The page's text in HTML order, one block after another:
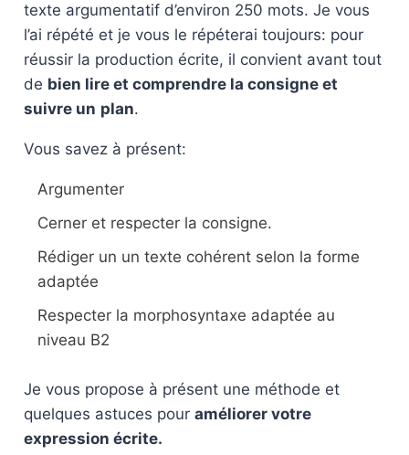
texte argumentatif d’environ 250 mots. Je vous
l’ai répété et je vous le répéterai toujours: pour
réussir la production écrite, il convient avant tout
de bien lire et comprendre la consigne et
suivre un plan.
Vous savez à présent:
Argumenter
Cerner et respecter la consigne.
Rédiger un un texte cohérent selon la forme
adaptée
Respecter la morphosyntaxe adaptée au
niveau B2
Je vous propose à présent une méthode et
quelques astuces pour améliorer votre
expression écrite.